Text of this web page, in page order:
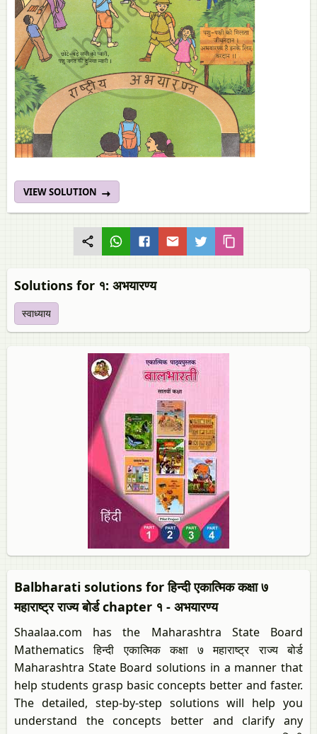
VIEW SOLUTION
Solutions for १: अभयारण्य
स्वाध्याय
Balbharati solutions for हिन्दी एकात्मिक कक्षा ७
महाराष्ट्र राज्य बोर्ड chapter १ - अभयारण्य
Shaalaa.com has the Maharashtra State Board
Mathematics हिन्दी एकात्मिक कक्षा ७ महाराष्ट्र राज्य बोर्ड
Maharashtra State Board solutions in a manner that
help students grasp basic concepts better and faster.
The detailed, step-by-step solutions will help you
understand the concepts better and clarify any